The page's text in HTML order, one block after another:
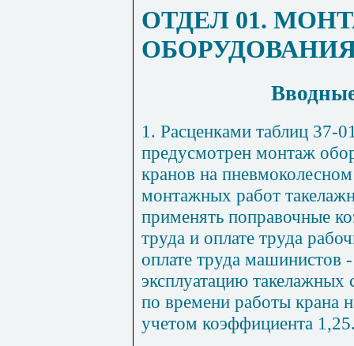
ОТДЕЛ 01.
1. Расценками таблиц 37-
предусмотрен монтаж
кранов на
монтажных работ
применять поправочные
труда и оплате труда
оплате труда машинистов
эксплуатацию такелажных
по времени работы крана
учетом коэффициента